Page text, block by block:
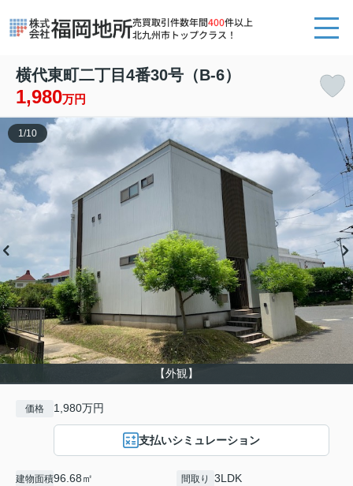
売買取引件数年間400件以上
北九州市トップクラス！
横代東町二丁目4番30号（B-6）
1,980万円
【外観】
1/10
価格 1,980万円
支払いシミュレーション
建物面積96.68㎡ 間取り 3LDK